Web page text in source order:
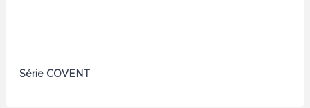
Série COVENT